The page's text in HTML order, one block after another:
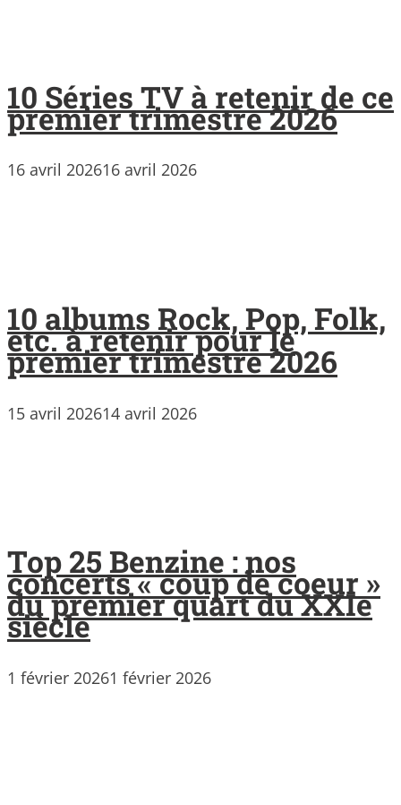
10 Séries TV à retenir de ce
premier trimestre 2026
16 avril 202616 avril 2026
10 albums Rock, Pop, Folk,
etc. à retenir pour le
premier trimestre 2026
15 avril 202614 avril 2026
Top 25 Benzine : nos
concerts « coup de coeur »
du premier quart du XXIe
siècle
1 février 20261 février 2026